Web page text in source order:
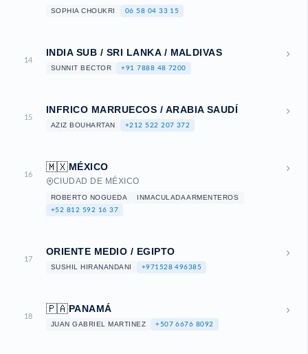
SOPHIA CHOUKRI 06 58 04 33 15
14
INDIA SUB / SRI LANKA / MALDIVAS ›
SUNNIT BECTOR +91 7888 48 7200
15
INFRICO MARRUECOS / ARABIA SAUDÍ ›
AZIZ BOUHARTAN +212 522 207 372
16
🇲🇽MÉXICO ›
CIUDAD DE MÉXICO
ROBERTO NOGUEDA INMACULADA ARMENTEROS
+52 812 592 16 37
17
ORIENTE MEDIO / EGIPTO ›
SUSHIL HIRANANDANI +971528 496385
18
🇵🇦PANAMÁ ›
JUAN GABRIEL MARTINEZ +507 6676 8092